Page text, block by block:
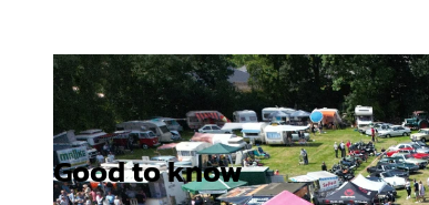
Good to know